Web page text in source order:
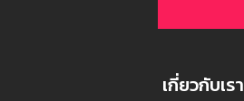
เกี่ยวกับเรา